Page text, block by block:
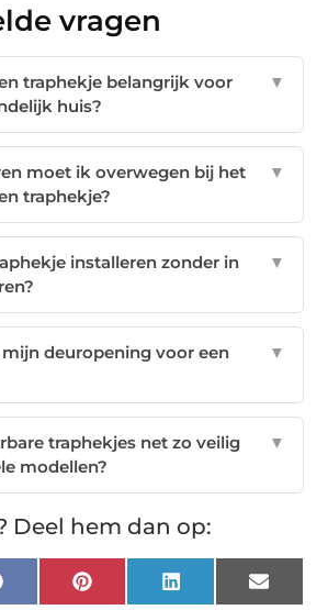
vragen
traphekje belangrijk voor
huis?
▼
moet ik overwegen bij het
traphekje?
▼
installeren zonder in
▼
deuropening voor een
▼
traphekjes net zo veilig
modellen?
▼
Deel hem dan op:
Facebook Pinterest LinkedIn Email